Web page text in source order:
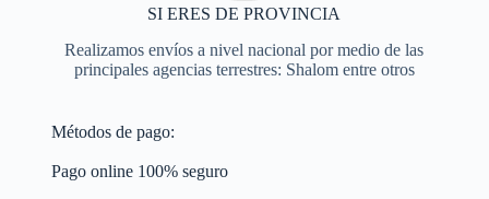
SI ERES DE PROVINCIA
Realizamos envíos a nivel nacional por medio de las
principales agencias terrestres: Shalom entre otros
Métodos de pago:
Pago online 100% seguro